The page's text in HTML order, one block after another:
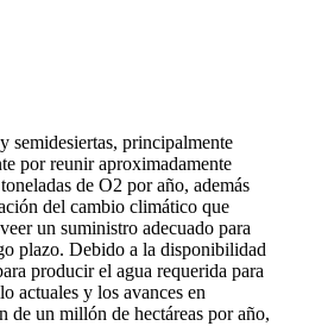
semidesiertas, principalmente
por reunir aproximadamente
de O2 por año, además
del cambio climático que
un suministro adecuado para
plazo. Debido a la disponibilidad
producir el agua requerida para
actuales y los avances en
de un millón de hectáreas por año,